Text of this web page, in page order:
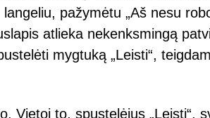
pažymėtu „Aš nesu
atlieka nekenksmingą
mygtuką „Leisti“,
Vietoj to, spustelėjus „Leisti“,